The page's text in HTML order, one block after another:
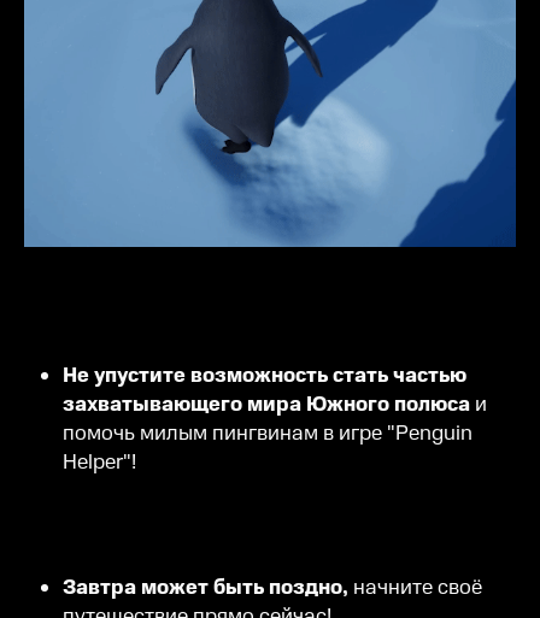
Не упустите возможность стать частью
захватывающего мира Южного полюса и
помочь милым пингвинам в игре "Penguin
Helper"!
Завтра может быть поздно, начните своё